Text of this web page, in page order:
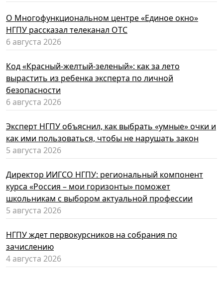
О Многофункциональном центре «Единое окно»
НГПУ рассказал телеканал ОТС
6 августа 2026
Код «Красный-желтый-зеленый»: как за лето
вырастить из ребенка эксперта по личной
безопасности
6 августа 2026
Эксперт НГПУ объяснил, как выбрать «умные» очки и
как ими пользоваться, чтобы не нарушать закон
5 августа 2026
Директор ИИГСО НГПУ: региональный компонент
курса «Россия – мои горизонты» поможет
школьникам с выбором актуальной профессии
5 августа 2026
НГПУ ждет первокурсников на собрания по
зачислению
4 августа 2026